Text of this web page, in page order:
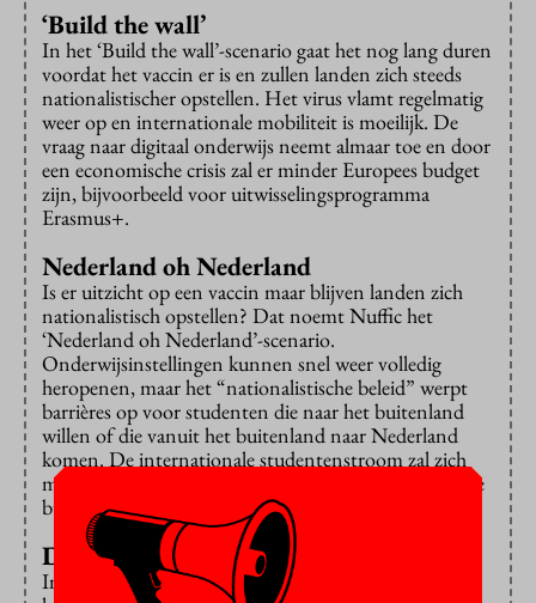
‘Build the wall’
In het ‘Build the wall’-scenario gaat het nog lang duren
voordat het vaccin er is en zullen landen zich steeds
nationalistischer opstellen. Het virus vlamt regelmatig
weer op en internationale mobiliteit is moeilijk. De
vraag naar digitaal onderwijs neemt almaar toe en door
een economische crisis zal er minder Europees budget
zijn, bijvoorbeeld voor uitwisselingsprogramma
Erasmus+.
Nederland oh Nederland
Is er uitzicht op een vaccin maar blijven landen zich
nationalistisch opstellen? Dat noemt Nuffic het
‘Nederland oh Nederland’-scenario.
Onderwijsinstellingen kunnen snel weer volledig
heropenen, maar het “nationalistische beleid” werpt
barrières op voor studenten die naar het buitenland
willen of die vanuit het buitenland naar Nederland
komen. De internationale studentenstroom zal zich
maar beperkt herstellen en discussies over de Europese
budgetten blijven moeizaam verlopen.
De eeuw van Azië
In het ‘Eeuw van Azië’-scenario laat het vaccin nog